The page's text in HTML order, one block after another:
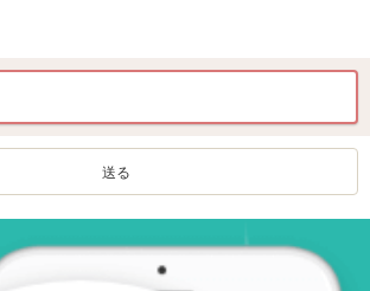
送る